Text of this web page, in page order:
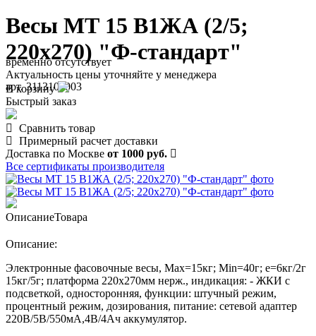
Весы МТ 15 В1ЖА (2/5;
220x270) "Ф-стандарт"
арт. 3113100003
временно отсутствует
Актуальность цены уточняйте у менеджера
В корзину
Быстрый заказ
Сравнить товар
Примерный расчет доставки
Доставка по Москве от 1000 руб.
Все сертификаты производителя
ОписаниеТовара
Описание:
Электронные фасовочные весы, Max=15кг; Min=40г; e=6кг/2г
15кг/5г; платформа 220х270мм нерж., индикация: - ЖКИ с
подсветкой, односторонняя, функции: штучный режим,
процентный режим, дозирования, питание: сетевой адаптер
220В/5В/550мА,4В/4Ач аккумулятор.